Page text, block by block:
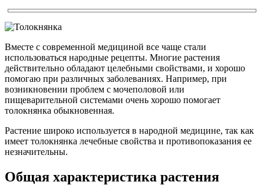
Вместе с современной медициной все чаще стали
использоваться народные рецепты. Многие растения
действительно обладают целебными свойствами, и хорошо
помогаю при различных заболеваниях. Например, при
возникновении проблем с мочеполовой или
пищеварительной системами очень хорошо помогает
толокнянка обыкновенная.
Растение широко используется в народной медицине, так как
имеет толокнянка лечебные свойства и противопоказания ее
незначительны.
Общая характеристика растения